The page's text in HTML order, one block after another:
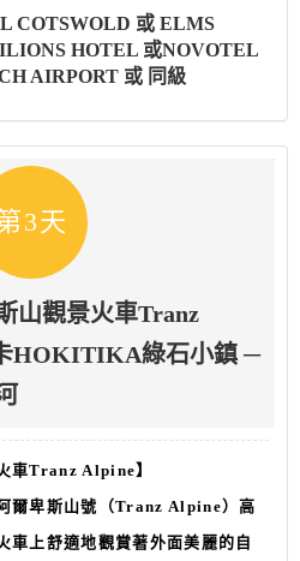
COTSWOLD 或 ELMS
HOTEL 或NOVOTEL
AIRPORT 或 同級
3天
山觀景火車Tranz
HOKITIKA綠石小鎮 ─
車Tranz Alpine】
爾卑斯山號（Tranz Alpine）高
車上舒適地觀賞著外面美麗的自